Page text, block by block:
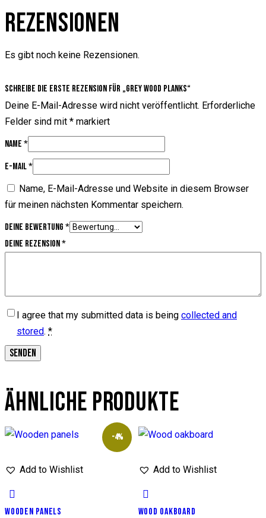
REZENSIONEN
Es gibt noch keine Rezensionen.
Schreibe die erste Rezension für „Grey wood planks“
Deine E-Mail-Adresse wird nicht veröffentlicht. Erforderliche
Felder sind mit * markiert
Name *
E-Mail*
Name, E-Mail-Adresse und Website in diesem Browser
für meinen nächsten Kommentar speichern.
Deine Bewertung *
Deine Rezension*
I agree that my submitted data is being collected and
stored. *
ÄHNLICHE PRODUKTE
-4%
Add to Wishlist
WOODEN PANELS
Add to Wishlist
WOOD OAKBOARD